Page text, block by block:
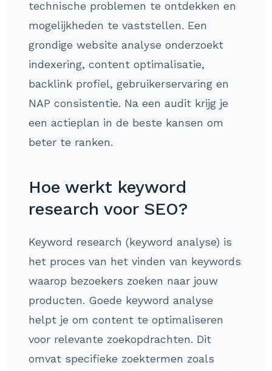
technische problemen te ontdekken en
mogelijkheden te vaststellen. Een
grondige website analyse onderzoekt
indexering, content optimalisatie,
backlink profiel, gebruikerservaring en
NAP consistentie. Na een audit krijg je
een actieplan in de beste kansen om
beter te ranken.
Hoe werkt keyword
research voor SEO?
Keyword research (keyword analyse) is
het proces van het vinden van keywords
waarop bezoekers zoeken naar jouw
producten. Goede keyword analyse
helpt je om content te optimaliseren
voor relevante zoekopdrachten. Dit
omvat specifieke zoektermen zoals